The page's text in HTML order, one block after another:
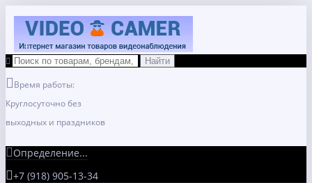
Время работы:
Круглосуточно без
выходных и праздников
Определение...
+7 (918) 905-13-34